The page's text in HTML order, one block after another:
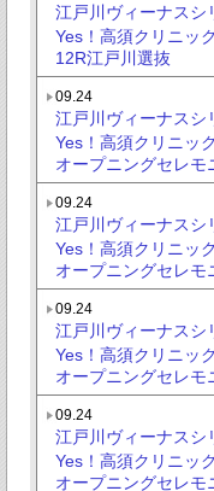
江戸川ヴィーナスシ
Yes！高須クリニッ
12R江戸川選抜
09.24
江戸川ヴィーナスシ
Yes！高須クリニッ
オープニングセレモ
09.24
江戸川ヴィーナスシ
Yes！高須クリニッ
オープニングセレモ
09.24
江戸川ヴィーナスシ
Yes！高須クリニッ
オープニングセレモ
09.24
江戸川ヴィーナスシ
Yes！高須クリニッ
オープニングセレモ